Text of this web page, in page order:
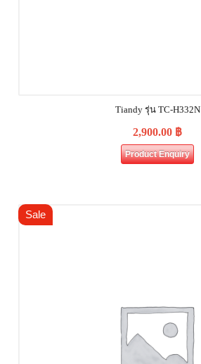
Tiandy รุ่น TC-H332N
2,900.00 ฿
Product Enquiry
Sale